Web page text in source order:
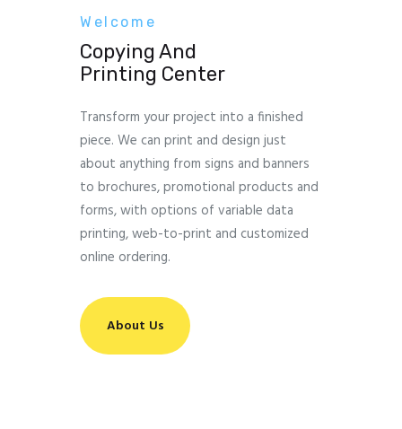
Welcome
Copying And
Printing Center
Transform your project into a finished
piece. We can print and design just
about anything from signs and banners
to brochures, promotional products and
forms, with options of variable data
printing, web-to-print and customized
online ordering.
About Us